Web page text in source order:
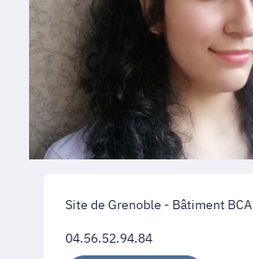
Site de Grenoble - Bâtiment
04.56.52.94.84